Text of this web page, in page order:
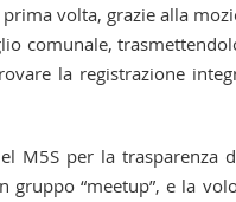
volta, grazie alla
comunale,
la registrazione
M5S per la trasparenza
gruppo “meetup”, e la